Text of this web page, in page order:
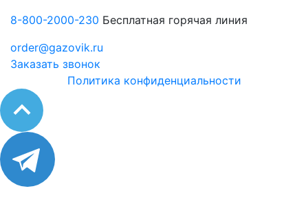
8-800-2000-230 Бесплатная горячая линия
order@gazovik.ru
Заказать звонок
Политика конфиденциальности